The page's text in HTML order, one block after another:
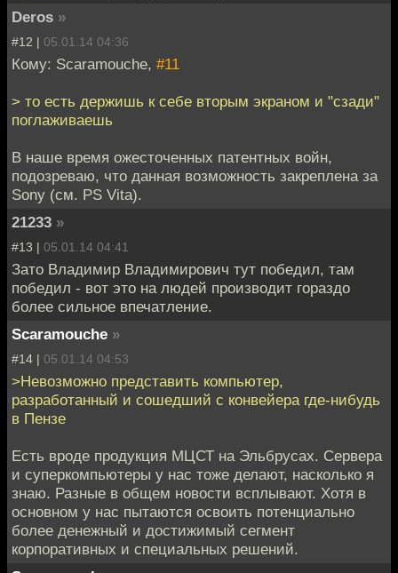
Deros »
#12 | 05.01.14 04:36
Кому: Scaramouche, #11
> то есть держишь к себе вторым экраном и "сзади"
поглаживаешь
В наше время ожесточенных патентных войн,
подозреваю, что данная возможность закреплена за
Sony (см. PS Vita).
21233 »
#13 | 05.01.14 04:41
Зато Владимир Владимирович тут победил, там
победил - вот это на людей производит гораздо
более сильное впечатление.
Scaramouche »
#14 | 05.01.14 04:53
>Невозможно представить компьютер,
разработанный и сошедший с конвейера где-нибудь
в Пензе
Есть вроде продукция МЦСТ на Эльбрусах. Сервера
и суперкомпьютеры у нас тоже делают, насколько я
знаю. Разные в общем новости всплывают. Хотя в
основном у нас пытаются освоить потенциально
более денежный и достижимый сегмент
корпоративных и специальных решений.